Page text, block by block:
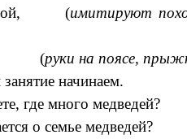
(имитируют
(руки на поясе,
начинаем.
где много медведей?
о семье медведей?